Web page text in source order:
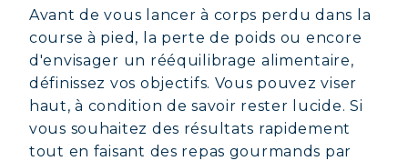
Avant de vous lancer à corps perdu dans la
course à pied, la perte de poids ou encore
d'envisager un rééquilibrage alimentaire,
définissez vos objectifs. Vous pouvez viser
haut, à condition de savoir rester lucide. Si
vous souhaitez des résultats rapidement
tout en faisant des repas gourmands par